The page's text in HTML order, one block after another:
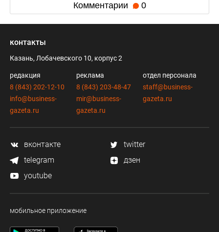
Комментарии 0
контакты
Казань, Лобачевского 10, корпус 2
редакция
8 (843) 202-12-10
info@business-
gazeta.ru
реклама
8 (843) 203-48-47
mir@business-
gazeta.ru
отдел персонала
staff@business-
gazeta.ru
вконтакте
twitter
telegram
дзен
youtube
мобильное приложение